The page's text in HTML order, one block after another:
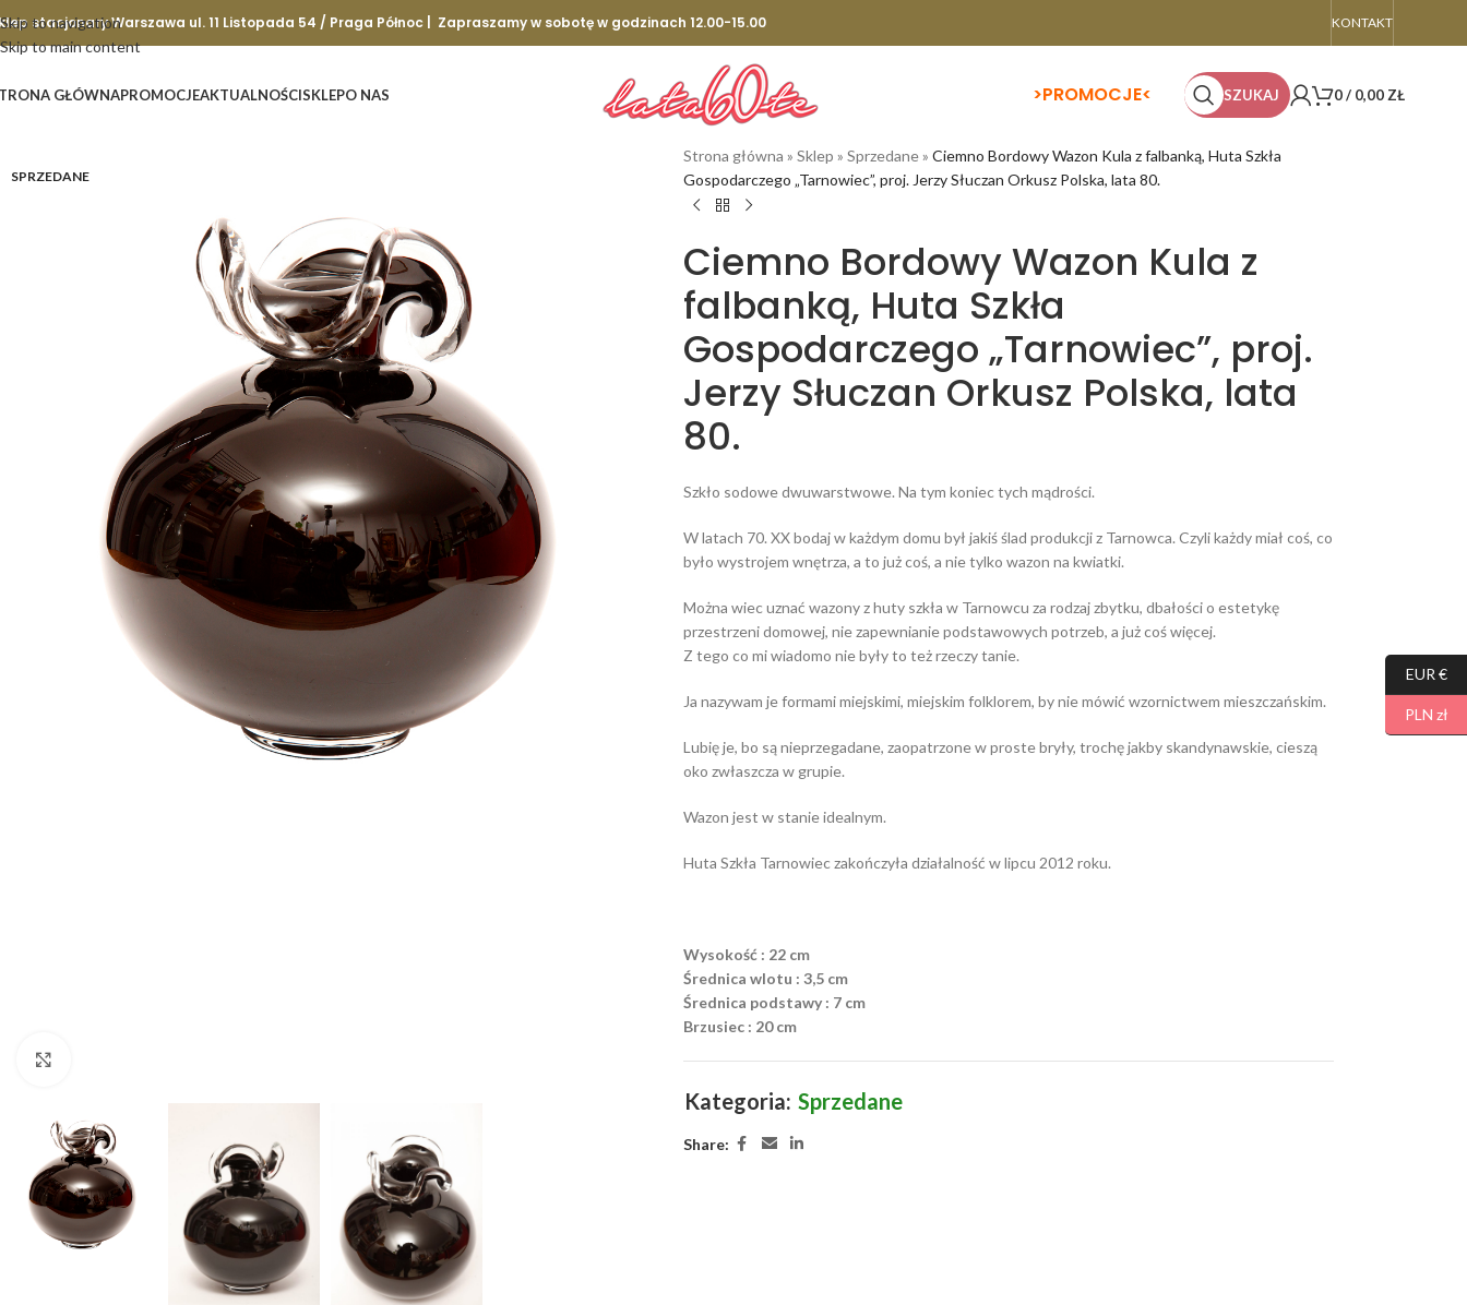
Skip to navigation
Skip to main content
stacjonary Warszawa ul. 11 Listopada 54 / Praga Północ | Zapraszamy w sobotę w godzinach 12.00-15.00 KONTAKT
GŁÓWNAPROMOCJEAKTUALNOŚCISKLEPO NAS >PROMOCJE< SZUKAJ 0/ 0,00 ZŁ
SPRZEDANE
Strona główna » Sklep » Sprzedane» Ciemno Bordowy Wazon Kula z falbanką, Huta Szkła
Gospodarczego „Tarnowiec”, proj. Jerzy Słuczan Orkusz Polska, lata 80.
Ciemno Bordowy Wazon Kula z
falbanką, Huta Szkła
Gospodarczego „Tarnowiec”, proj.
Jerzy Słuczan Orkusz Polska, lata
80.
Szkło sodowe dwuwarstwowe. Na tym koniec tych mądrości.
W latach 70. XX bodaj w każdym domu był jakiś ślad produkcji z Tarnowca. Czyli każdy miał coś, co
było wystrojem wnętrza, a to już coś, a nie tylko wazon na kwiatki.
Można wiec uznać wazony z huty szkła w Tarnowcu za rodzaj zbytku, dbałości o estetykę
przestrzeni domowej, nie zapewnianie podstawowych potrzeb, a już coś więcej.
Z tego co mi wiadomo nie były to też rzeczy tanie.
Ja nazywam je formami miejskimi, miejskim folklorem, by nie mówić wzornictwem mieszczańskim.
Lubię je, bo są nieprzegadane, zaopatrzone w proste bryły, trochę jakby skandynawskie, cieszą
oko zwłaszcza w grupie.
Wazon jest w stanie idealnym.
Huta Szkła Tarnowiec zakończyła działalność w lipcu 2012 roku.
Wysokość : 22 cm
Średnica wlotu : 3,5 cm
Średnica podstawy : 7 cm
Brzusiec : 20 cm
Kategoria: Sprzedane
Share:
EUR €
PLN zł